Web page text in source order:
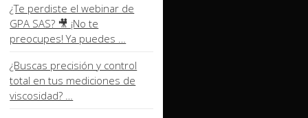
¿Te perdiste el webinar de
GPA SAS? 🎥 ¡No te
preocupes! Ya puedes …
¿Buscas precisión y control
total en tus mediciones de
viscosidad? …